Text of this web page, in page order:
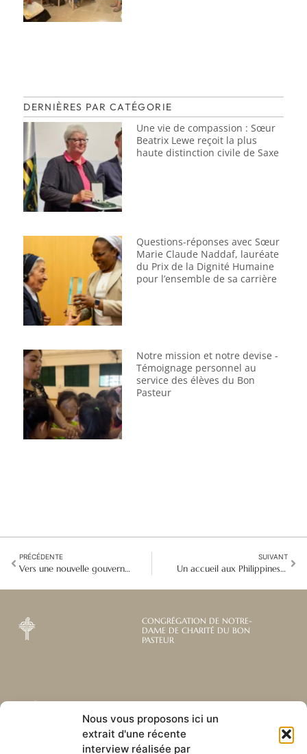
Nous vous proposons ici un
extrait d'une récente
interview réalisée par
DERNIÈRES PAR CATÉGORIE
Une vie de compassion : Sœur
Beatrix Lewe reçoit la plus
haute distinction civile de Saxe
Questions-réponses avec Sœur
Marie Claude Naddaf, lauréate
du Prix de la Dignité Humaine
pour l’ensemble de sa carrière
Notre mission et notre devise -
Témoignage personnel au
service des élèves du Bon
Pasteur
PRÉCÉDENTE
Vers une nouvelle gouvernance Philippines et Japon
SUIVANT
Un accueil aux Philippines qui a rendu toutes choses nouvelles
CONGRÉGATION DE NOTRE-
DAME DE CHARITÉ DU BON
PASTEUR
Abonnez-vous à notre
newsletter mensuelle
Recevez les dernières nouvelles
Liens utiles